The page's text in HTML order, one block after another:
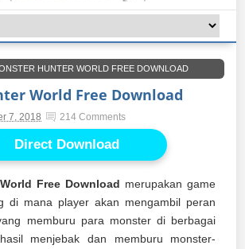
HUNTER WORLD FREE DOWNLOAD
World Free Download
7, 2018 214 Comments
Direct Download
Free Download merupakan game
di mana player akan mengambil peran
memburu para monster di berbagai
menjebak dan memburu monster-